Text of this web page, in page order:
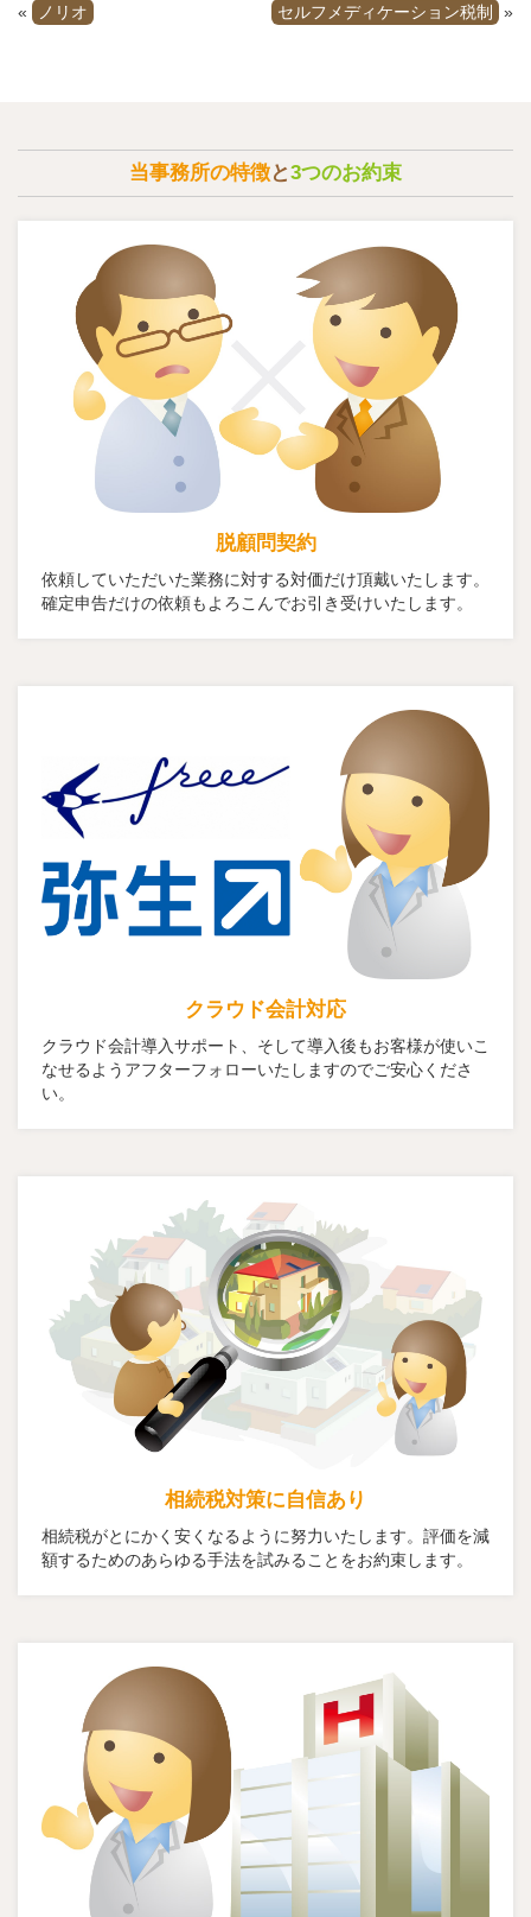
« ノリオ セルフメディケーション税制 »
当事務所の特徴と3つのお約束
脱顧問契約
依頼していただいた業務に対する対価だけ頂戴いたします。
確定申告だけの依頼もよろこんでお引き受けいたします。
クラウド会計対応
クラウド会計導入サポート、そして導入後もお客様が使いこ
なせるようアフターフォローいたしますのでご安心くださ
い。
相続税対策に自信あり
相続税がとにかく安くなるように努力いたします。評価を減
額するためのあらゆる手法を試みることをお約束します。